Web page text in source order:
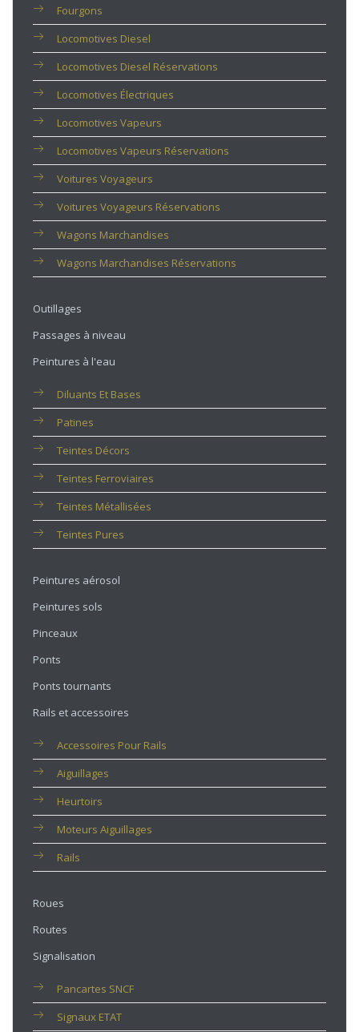
Fourgons
Locomotives Diesel
Locomotives Diesel Réservations
Locomotives Électriques
Locomotives Vapeurs
Locomotives Vapeurs Réservations
Voitures Voyageurs
Voitures Voyageurs Réservations
Wagons Marchandises
Wagons Marchandises Réservations
Outillages
Passages à niveau
Peintures à l'eau
Diluants Et Bases
Patines
Teintes Décors
Teintes Ferroviaires
Teintes Métallisées
Teintes Pures
Peintures aérosol
Peintures sols
Pinceaux
Ponts
Ponts tournants
Rails et accessoires
Accessoires Pour Rails
Aiguillages
Heurtoirs
Moteurs Aiguillages
Rails
Roues
Routes
Signalisation
Pancartes SNCF
Signaux ETAT